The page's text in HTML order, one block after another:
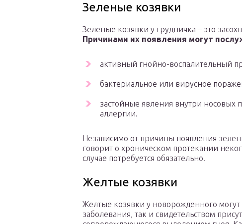
Зеленые козявки
Зеленые козявки у грудничка – это
Причинами их появления могут
активный гнойно-воспалительный
бактериальное или вирусное
застойные явления внутри носовых
аллергии.
Независимо от причины появления
говорит о хроническом протекании
случае потребуется обязательно.
Желтые козявки
Желтые козявки у новорожденного
заболевания, так и свидетельством